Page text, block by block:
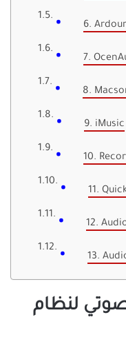
6. Ardour
7.
8.
9. iMusic
10.
11.
12.
13.
لنظام